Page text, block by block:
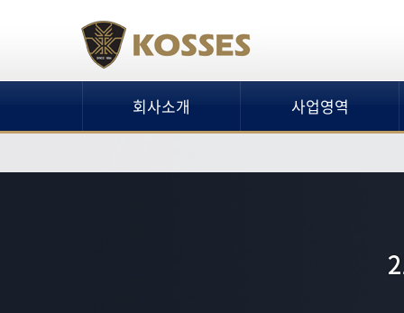
회사소개 사업영역